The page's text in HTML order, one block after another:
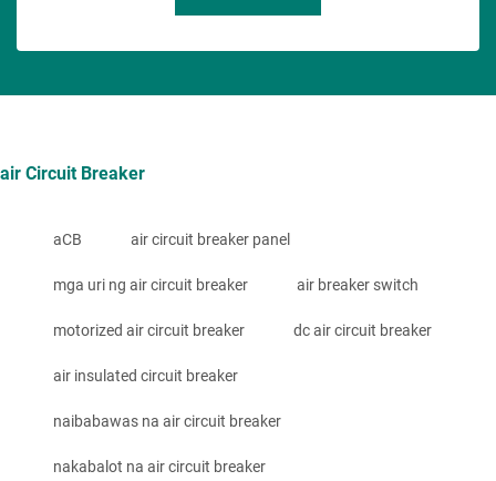
air Circuit Breaker
aCB air circuit breaker panel
mga uri ng air circuit breaker air breaker switch
motorized air circuit breaker dc air circuit breaker
air insulated circuit breaker
naibabawas na air circuit breaker
nakabalot na air circuit breaker